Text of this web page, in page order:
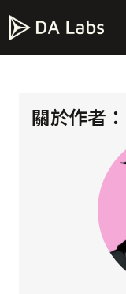
關於作者：